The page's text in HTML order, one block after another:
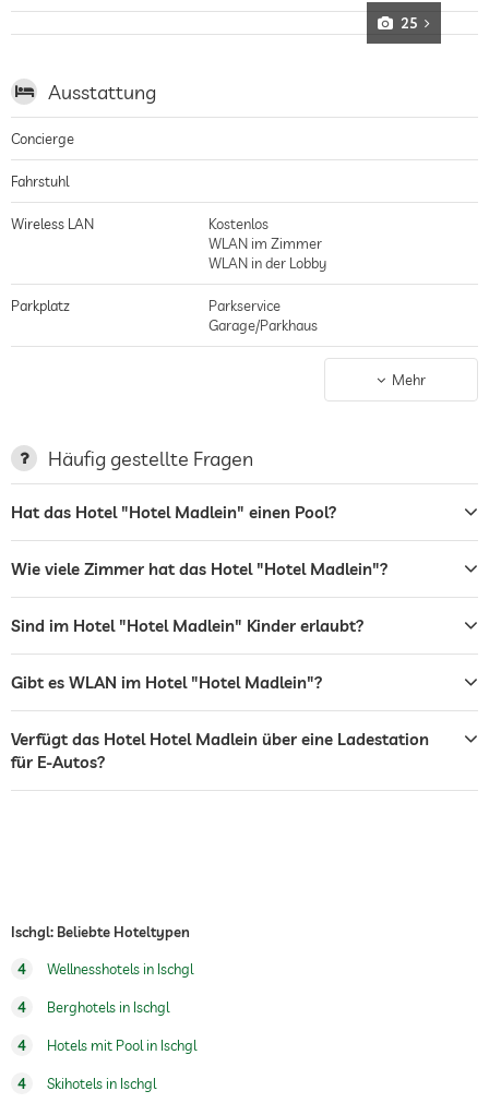
25
Ausstattung
Concierge
Fahrstuhl
Wireless LAN
Kostenlos
WLAN im Zimmer
WLAN in der Lobby
Parkplatz
Parkservice
Garage/Parkhaus
Garten/Außenbereich
Sonnenliegen
Bar
Café
Rezeption 24h Empfang
Zimmerservice
Tresor
Hunde erlaubt
Wintersportmöglichkeiten
Mehr
Häufig gestellte Fragen
Hat das Hotel "Hotel Madlein" einen Pool?
Wie viele Zimmer hat das Hotel "Hotel Madlein"?
Sind im Hotel "Hotel Madlein" Kinder erlaubt?
Gibt es WLAN im Hotel "Hotel Madlein"?
Verfügt das Hotel Hotel Madlein über eine Ladestation
für E-Autos?
Ischgl: Beliebte Hoteltypen
4 Wellnesshotels in Ischgl
4 Berghotels in Ischgl
4 Hotels mit Pool in Ischgl
4 Skihotels in Ischgl